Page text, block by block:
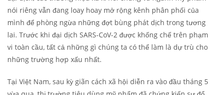
nói riêng vẫn đang loay hoay mở rộng kênh phân phối của
mình để phòng ngừa những đợt bùng phát dịch trong tương
lai. Trước khi đại dịch SARS-CoV-2 được khống chế trên phạm
vi toàn cầu, tất cả những gì chúng ta có thể làm là dự trù cho
những trường hợp xấu nhất.
Tại Việt Nam, sau kỳ giãn cách xã hội diễn ra vào đầu tháng 5